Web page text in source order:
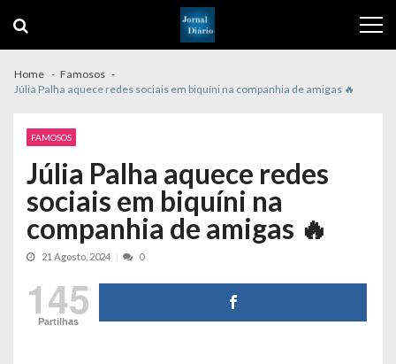
navigation
content
Home
Famosos
Júlia Palha aquece redes sociais em biquíni na companhia de amigas 🔥
FAMOSOS
Júlia Palha aquece redes
sociais em biquíni na
companhia de amigas 🔥
21 Agosto, 2024 0
145
Partilhas